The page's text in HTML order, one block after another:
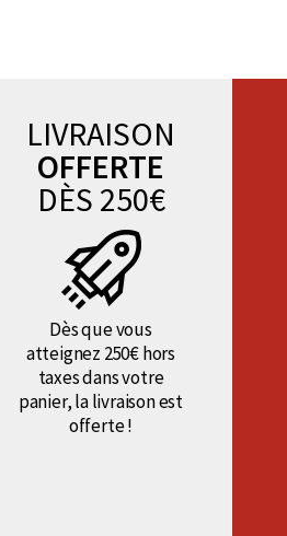
LIVRAISON
OFFERTE
DÈS 250€
Dès que vous
atteignez 250€ hors
taxes dans votre
panier, la livraison est
offerte !